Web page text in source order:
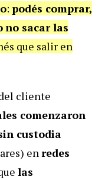
: podés comprar,
no sacar las
que salir en
cliente
comenzaron
custodia
en redes
las